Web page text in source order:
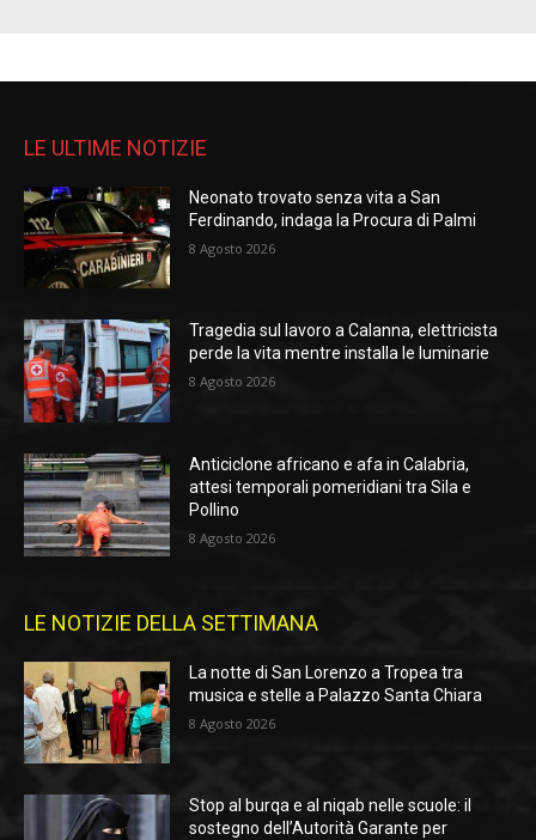
LE ULTIME NOTIZIE
Neonato trovato senza vita a San
Ferdinando, indaga la Procura di Palmi
8 Agosto 2026
Tragedia sul lavoro a Calanna, elettricista
perde la vita mentre installa le luminarie
8 Agosto 2026
Anticiclone africano e afa in Calabria,
attesi temporali pomeridiani tra Sila e
Pollino
8 Agosto 2026
LE NOTIZIE DELLA SETTIMANA
La notte di San Lorenzo a Tropea tra
musica e stelle a Palazzo Santa Chiara
8 Agosto 2026
Stop al burqa e al niqab nelle scuole: il
sostegno dell’Autorità Garante per